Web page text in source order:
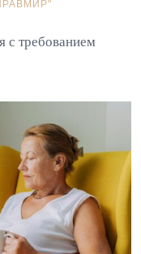
с требованием